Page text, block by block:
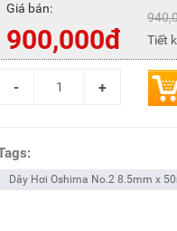
Giá bán:
900,000đ
Tiết
Dây Hơi Oshima No.2 8.5mm x